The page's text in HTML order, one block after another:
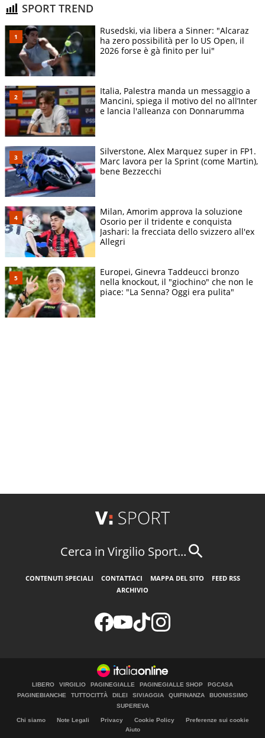
SPORT TREND
Rusedski, via libera a Sinner: "Alcaraz
ha zero possibilità per lo US Open, il
2026 forse è gà finito per lui"
Italia, Palestra manda un messaggio a
Mancini, spiega il motivo del no all’Inter
e lancia l'alleanza con Donnarumma
Silverstone, Alex Marquez super in FP1.
Marc lavora per la Sprint (come Martin),
bene Bezzecchi
Milan, Amorim approva la soluzione
Osorio per il tridente e conquista
Jashari: la frecciata dello svizzero all'ex
Allegri
Europei, Ginevra Taddeucci bronzo
nella knockout, il "giochino" che non le
piace: "La Senna? Oggi era pulita"
Cerca in Virgilio Sport...
CONTENUTI SPECIALI CONTATTACI MAPPA DEL SITO
FEED RSS
ARCHIVIO
LIBERO VIRGILIO PAGINEGIALLE PAGINEGIALLE SHOP
PGCASA
PAGINEBIANCHE
TUTTOCITTÀ DILEI SIVIAGGIA QUIFINANZA
BUONISSIMO
SUPEREVA
Chi siamo Note Legali Privacy Cookie Policy
Preferenze sui cookie
Aiuto